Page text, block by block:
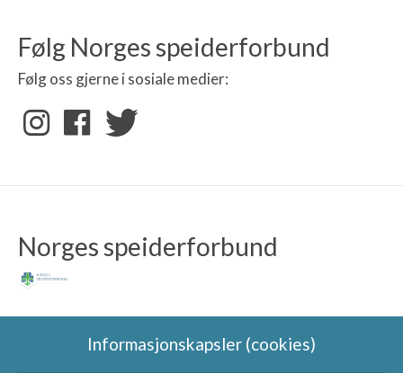
Følg Norges speiderforbund
Følg oss gjerne i sosiale medier:
Norges speiderforbund
Informasjonskapsler (cookies)